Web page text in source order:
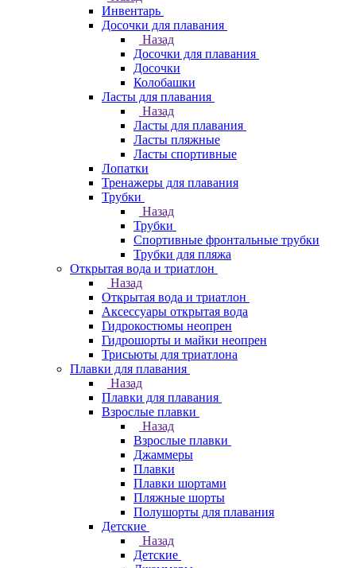
Инвентарь
Досочки для плавания
Назад
Досочки для плавания
Досочки
Колобашки
Ласты для плавания
Назад
Ласты для плавания
Ласты пляжные
Ласты спортивные
Лопатки
Тренажеры для плавания
Трубки
Назад
Трубки
Спортивные фронтальные трубки
Трубки для пляжа
Открытая вода и триатлон
Назад
Открытая вода и триатлон
Аксессуары открытая вода
Гидрокостюмы неопрен
Гидрошорты и майки неопрен
Трисьюты для триатлона
Плавки для плавания
Назад
Плавки для плавания
Взрослые плавки
Назад
Взрослые плавки
Джаммеры
Плавки
Плавки шортами
Пляжные шорты
Полушорты для плавания
Детские
Назад
Детские